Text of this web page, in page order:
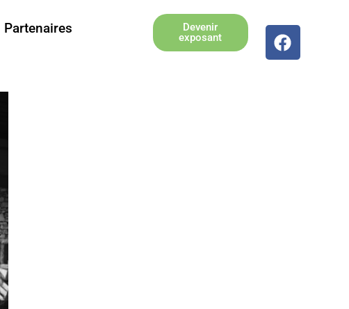
Partenaires
Devenir
exposant